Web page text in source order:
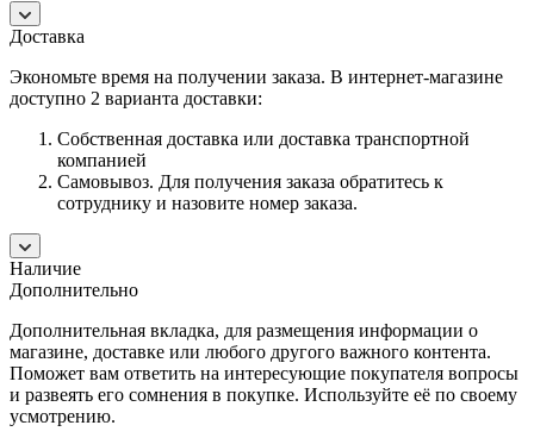
Доставка
Экономьте время на получении заказа. В интернет-магазине
доступно 2 варианта доставки:
Собственная доставка или доставка транспортной
компанией
Самовывоз. Для получения заказа обратитесь к
сотруднику и назовите номер заказа.
Наличие
Дополнительно
Дополнительная вкладка, для размещения информации о
магазине, доставке или любого другого важного контента.
Поможет вам ответить на интересующие покупателя вопросы
и развеять его сомнения в покупке. Используйте её по своему
усмотрению.